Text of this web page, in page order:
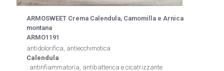
ARMOSWEET Crema Calendula, Camomilla e Arnica
montana
ARMO1191
antidolorifica, antiecchimotica
Calendula
: antinfiammatoria, antibatterica e cicatrizzante